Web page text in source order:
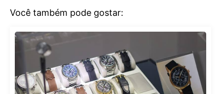
Você também pode gostar: